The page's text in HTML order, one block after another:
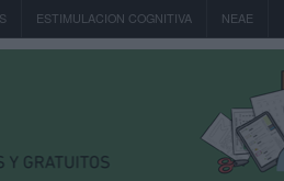
ESTIMULACION COGNITIVA NEAE